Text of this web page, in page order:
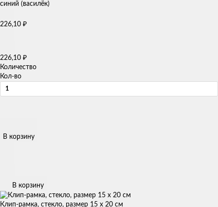
226,10 ₽
226,10 ₽
Количество
Кол-во
В корзину
В корзину
Клип-рамка, стекло, размер 15 х 20 см